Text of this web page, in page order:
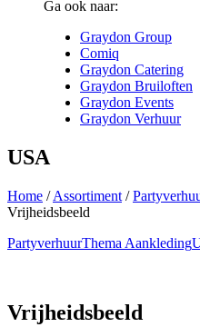
Ga ook naar:
Graydon Group
Comiq
Graydon Catering
Graydon Bruiloften
Graydon Events
Graydon Verhuur
USA
Home /Assortiment /
Vrijheidsbeeld
PartyverhuurThema Aankleding
Vrijheidsbeeld